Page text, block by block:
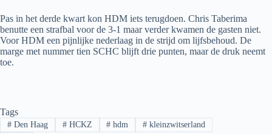
Pas in het derde kwart kon HDM iets terugdoen. Chris Taberima
benutte een strafbal voor de 3-1 maar verder kwamen de gasten niet.
Voor HDM een pijnlijke nederlaag in de strijd om lijfsbehoud. De
marge met nummer tien SCHC blijft drie punten, maar de druk neemt
toe.
Tags
#Den Haag #HCKZ # hdm # kleinzwitserland